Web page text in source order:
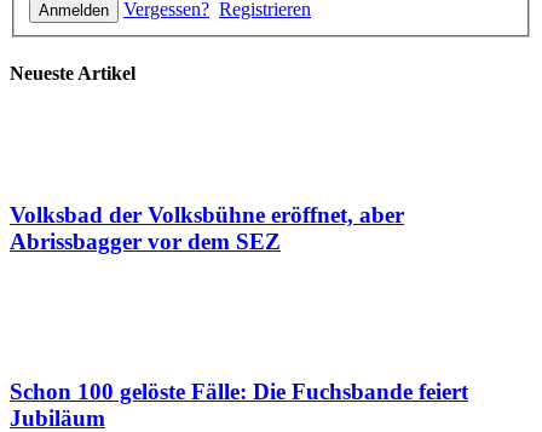
Vergessen? Registrieren
Neueste Artikel
Volksbad der Volksbühne eröffnet, aber
Abrissbagger vor dem SEZ
Schon 100 gelöste Fälle: Die Fuchsbande feiert
Jubiläum